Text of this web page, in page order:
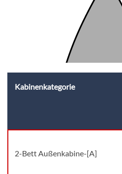
Kabinenkategorie
2-Bett Außenkabine-[A]